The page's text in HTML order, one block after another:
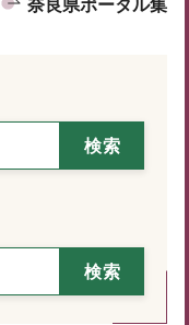
奈良県ポータル集